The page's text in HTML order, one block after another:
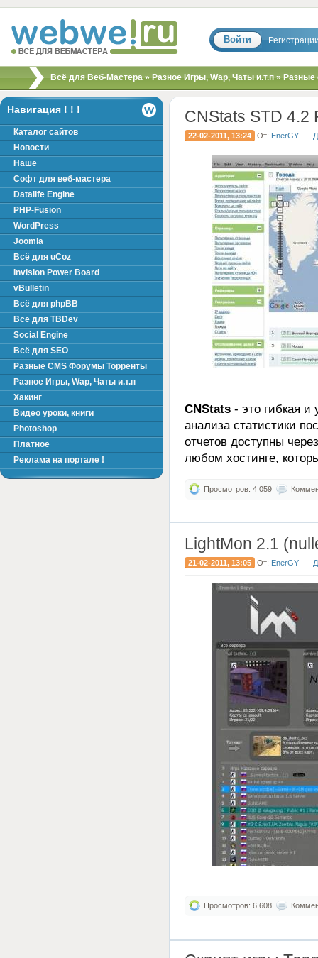
Скрипты, шаблоны,
модули, хаки для
вебмастера!
Войти
Всё для Веб-Мастера»Разное Игры, Wap, Чаты и.т.п»Разные
CNStats STD 4.2
22-02-2011, 13:24 От: EnerGY —
CNStats - это гибкая и
анализа статистики
отчетов доступны
любом хостинге,
Просмотров: 4 059
LightMon 2.1
21-02-2011, 13:05 От: EnerGY —
Просмотров: 6 608
Навигация ! ! !
Каталог сайтов
Новости
Наше
Софт для веб-мастера
Datalife Engine
PHP-Fusion
WordPress
Joomla
Всё для uCoz
Invision Power Board
vBulletin
Всё для phpBB
Всё для TBDev
Social Engine
Всё для SEO
Разные CMS Форумы Торренты
Разное Игры, Wap, Чаты и.т.п
Хакинг
Видео уроки, книги
Photoshop
Платное
Реклама на портале !